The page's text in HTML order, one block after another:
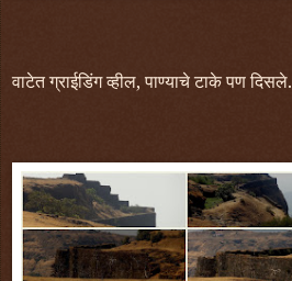
वाटेत ग्राईडिंग व्हील, पाण्याचे टाके पण दिसले.